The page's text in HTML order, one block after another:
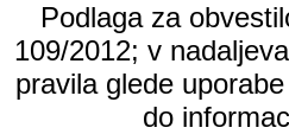
Podlaga za
109/2012; v
pravila glede
do